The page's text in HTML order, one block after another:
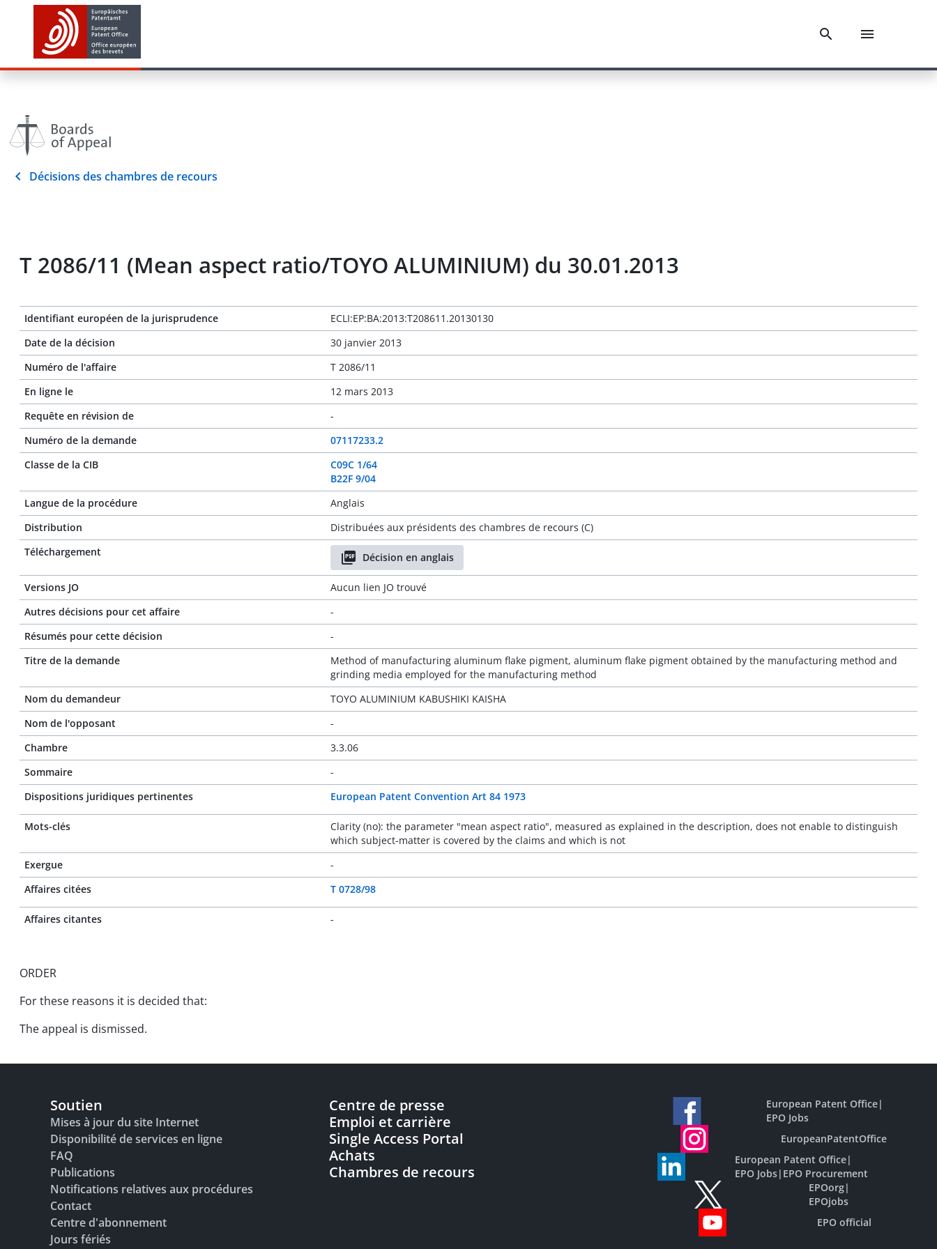
Décisions des chambres de recours
T 2086/11 (Mean aspect ratio/TOYO ALUMINIUM) du 30.01.2013
Identifiant européen de la jurisprudence
ECLI:EP:BA:2013:T208611.20130130
Date de la décision
30 janvier 2013
Numéro de l'affaire
T 2086/11
En ligne le
12 mars 2013
Requête en révision de
-
Numéro de la demande
07117233.2
Classe de la CIB
C09C 1/64
B22F 9/04
Langue de la procédure
Anglais
Distribution
Distribuées aux présidents des chambres de recours (C)
Téléchargement
Décision en anglais
Versions JO
Aucun lien JO trouvé
Autres décisions pour cet affaire
-
Résumés pour cette décision
-
Titre de la demande
Method of manufacturing aluminum flake pigment, aluminum flake pigment obtained by the manufacturing method and
grinding media employed for the manufacturing method
Nom du demandeur
TOYO ALUMINIUM KABUSHIKI KAISHA
Nom de l'opposant
-
Chambre
3.3.06
Sommaire
-
Dispositions juridiques pertinentes
European Patent Convention Art 84 1973
Mots-clés
Clarity (no): the parameter "mean aspect ratio", measured as explained in the description, does not enable to distinguish
which subject-matter is covered by the claims and which is not
Exergue
-
Affaires citées
T 0728/98
Affaires citantes -
ORDER
For these reasons it is decided that:
The appeal is dismissed.
Soutien
Mises à jour du site Internet
Disponibilité de services en ligne
FAQ
Publications
Notifications relatives aux procédures
Contact
Centre d'abonnement
Jours fériés
Centre de presse
Emploi et carrière
Single Access Portal
Achats
Chambres de recours
European Patent Office|
EPO Jobs
EuropeanPatentOffice
European Patent Office|
EPO Jobs| EPO Procurement
EPOorg|
EPOjobs
EPO official